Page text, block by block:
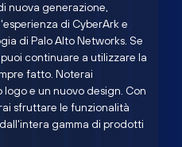
nuova generazione,
di CyberArk e
di Palo Alto Networks. Se
continuare a utilizzare la
fatto. Noterai
logo e un nuovo design. Con
sfruttare le funzionalità
gamma di prodotti